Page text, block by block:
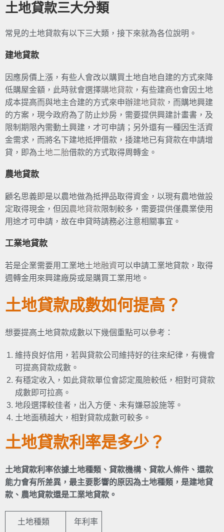
土地貸款三大分類
常見的土地貸款有以下三大類，接下來就為各位說明。
建地貸款
因應房價上漲，有些人會改以購買土地自地自建的方式來降
低購屋金額，此時就會選擇購地貸款 ，有些建商也會因土地
成本提高而與地主合建的方式來申辦建地貸款 ，而購地興建
的方案，現今政府為了防止炒房，需要提供興建計畫書，及
限制期限內需動土興建，才可申請；另外還有一種因生活資
金需求，而將名下建地抵押借款，捼建地已有貸款在申請增
貸，即為土地二胎借款的方式取得周轉金。
農地貸款
顧名思義即是以農地做為抵押品取得資金，以現有農地做設
定取得現金，但因 農地貸款 限制較多，需要提供僅農業使用
用途才可申請，故在申貸時請務必注意相關事宜。
工業地貸款
若是企業需要用工業地土地融資可以申請工業地貸款，取得
週轉金用來興建廠房或是購買工業用地。
土地貸款成數如何提高？
想要提高土地貸款成數以下幾個重點可以參考：
維持良好信用，若與貸款公司維持好的往來紀律，有機會
可提高貸款成數。
有穩定收入，如此貸款單位會認定風險較低，相對可貸款
成數即可拉高。
地段選擇較佳者，出入方便、未有嫌惡設施等。
土地面積越大，相對貸款成數可較多。
土地貸款利率是多少？
土地貸款利率依據土地種類、貸款機構、貸款人條件、還款
能力會有所差異，最主要影響的原因為土地種類，是建地貸
款、農地貸款還是工業地貸款。
土地種類 年利率